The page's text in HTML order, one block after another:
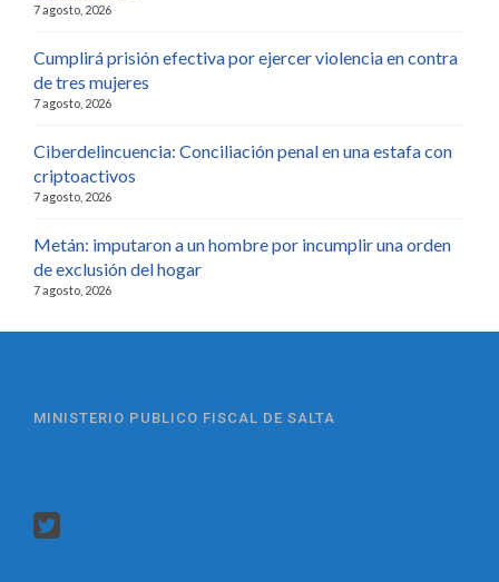
7 agosto, 2026
Cumplirá prisión efectiva por ejercer violencia en contra
de tres mujeres
7 agosto, 2026
Ciberdelincuencia: Conciliación penal en una estafa con
criptoactivos
7 agosto, 2026
Metán: imputaron a un hombre por incumplir una orden
de exclusión del hogar
7 agosto, 2026
MINISTERIO PUBLICO FISCAL DE SALTA